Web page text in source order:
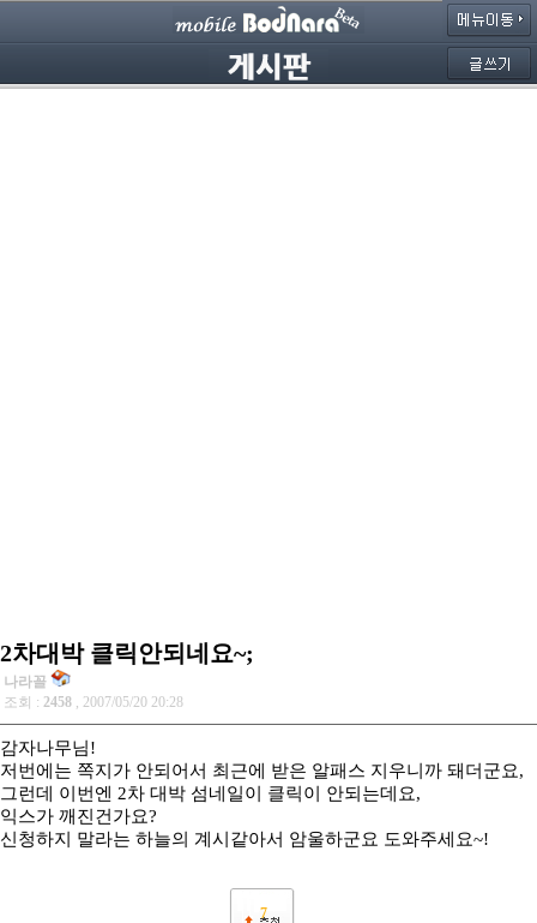
2차대박 클릭안되네요~;
나라꼴
조회 : 2458 , 2007/05/20 20:28
감자나무님!
저번에는 쪽지가 안되어서 최근에 받은 알패스 지우니까 돼더군요,
그런데 이번엔 2차 대박 섬네일이 클릭이 안되는데요,
익스가 깨진건가요?
신청하지 말라는 하늘의 계시같아서 암울하군요 도와주세요~!
7